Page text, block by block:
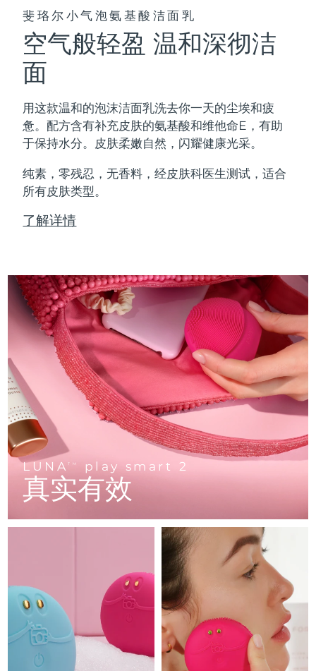
斐珞尔小气泡氨基酸洁面乳
空气般轻盈 温和深彻洁
面
用这款温和的泡沫洁面乳洗去你一天的尘埃和疲
惫。配方含有补充皮肤的氨基酸和维他命E，有助
于保持水分。皮肤柔嫩自然，闪耀健康光采。
纯素，零残忍，无香料，经皮肤科医生测试，适合
所有皮肤类型。
了解详情
LUNATM play smart 2
真实有效
LUNA™ 设备
All facial cleansing devices
UFO™ 设备
ISSA™ 设备
FAQ™ P1 Primer
Manuka honey primer
FAQ™护肤品
All FAQ™ skincare
FAQ™产品
All anti-aging treatments
FAQ™ 221
Anti-aging LED hand mask
FAQ™护肤品
All FAQ™ skincare
FAQ™产品
All LED treatments
FAQ™护肤品
FAQ™产品
All hair treatments
FAQ™ Red Light Serum
FAQ™ skincare
All FAQ™ skincare
FAQ™ products
专业治疗
PEACH™ 2 Pro Max
Professional IPL hair removal device
PEACH™ 2
Travel-friendly IPL hair removal
PEACH™ Cooling Prep Gel
Cooling IPL hair removal gel
BEAR™ 2 body
Microcurrent body toning
LUNA™ 4 body
Firming body serum
痘肌护理
ESPADA™ 2
Acne treatment device
ESPADA™ Blemish Solution
Concentrated acne gel
ESPADA™ 设备
All acne treatment devices
眼部护理
IRIS™ 2
Rejuvenating eye massager
眼部护肤
Advanced eye care treatment
眼部护理设备
All revitalizing eye massagers
KIWI™ derma
Diamond microdermabrasion .
KIWI™
Blackhead remover
KIWI™ 皮肤护理
Advanced pore care essentials
LUNA™ 4 hair
2-in-1 LED scalp massager
FLIP™ play advanced
LED light hairbrush
LUNA™ Dual-Peptide Scalp
For healthy hair
牙齿美白
NEW
issa™ Teeth Whitening Set
Dual LED + sonic device & 18% PAP gel
issa™ Teeth Whitening Gel
18% PAP
更多的
护肤品 男士
FOREO APP
关于我们
爱沙尼亚
芬兰 预计送达日期8/9/26
法属波利尼西亚 预计送达日期 8/13/26
直布罗陀
希腊
匈牙利 预计送达日期 8/9/26
冰岛 预计送达日期8/10/26
印度尼西亚 预计送达日期8/7/26
爱尔兰 预计送达日期8/9/26
马恩岛
以色列 预计送达日期8/13/26
意大利
日本 预计送达日期8/12/26
预计送达日期 8/14/26
哈萨克斯坦 8/11/26
科威特 预计送达日期 8/9/26
拉脱维亚 预计送达日期 8/9/26